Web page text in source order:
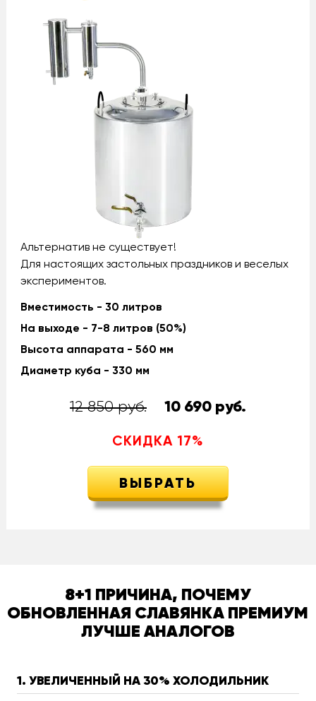
Альтернатив не существует!
Для настоящих застольных праздников и веселых
экспериментов.
Вместимость - 30 литров
На выходе - 7-8 литров (50%)
Высота аппарата - 560 мм
Диаметр куба - 330 мм
12 850 руб. 10 690руб.
СКИДКА 17%
ВЫБРАТЬ
8+1 ПРИЧИНА, ПОЧЕМУ
ОБНОВЛЕННАЯ СЛАВЯНКА ПРЕМИУМ
ЛУЧШЕ АНАЛОГОВ
1. УВЕЛИЧЕННЫЙ НА 30% ХОЛОДИЛЬНИК